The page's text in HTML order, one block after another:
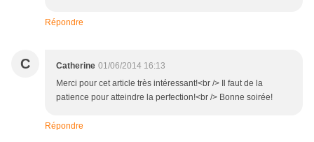
Répondre
C Catherine 01/06/2014 16:13
Merci pour cet article très intéressant!<br /> Il faut de la
patience pour atteindre la perfection!<br /> Bonne soirée!
Répondre